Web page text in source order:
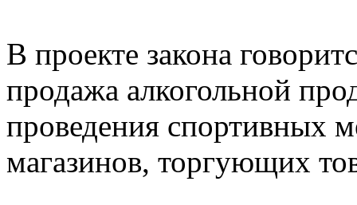
В проекте закона
продажа алкогольной
проведения спортивных
магазинов, торгующих